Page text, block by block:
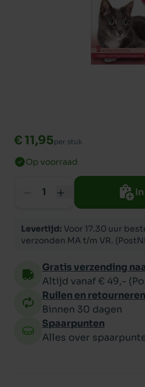
€ 11,95per stuk
Op voorraad
Levertijd: Voor 17.30 uur
verzonden MA t/m VR.
Gratis verzending
Altijd vanaf € 49,-
Ruilen en retourneren
Binnen 30 dagen
Spaarpunten
Alles over